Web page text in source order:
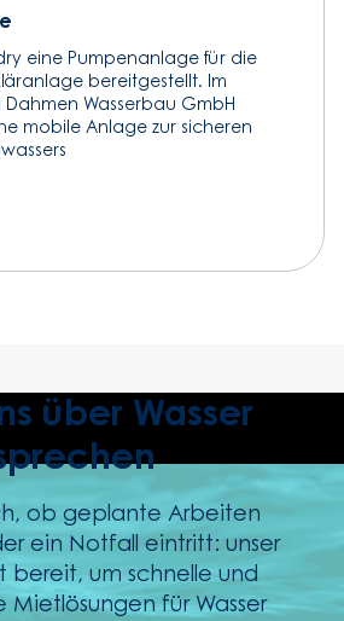
eine Pumpenanlage für die
bereitgestellt. Im
Wasserbau GmbH
mobile Anlage zur sicheren
über Wasser
ob geplante Arbeiten
ein Notfall eintritt: unser
bereit, um schnelle und
Mietlösungen für Wasser